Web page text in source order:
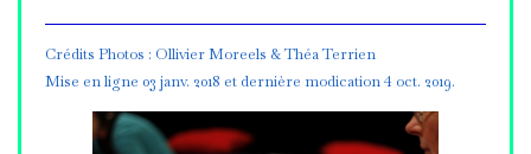
Crédits Photos : Ollivier Moreels & Théa Terrien
Mise en ligne 03 janv. 2018 et dernière modication 4 oct. 2019.